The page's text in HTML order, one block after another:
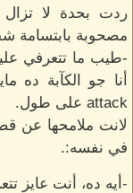
ردت بحدة لا
مصحوبة بابتسامة
-طيب ما تتعرفي
attack على طول.
لانت ملامحها عن
في نفسه:.
-أيه ده، أنت عايز